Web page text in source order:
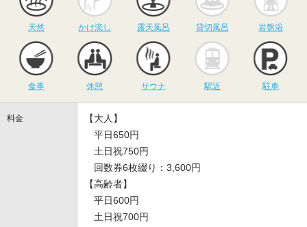
天然 かけ流し 露天風呂 貸切風呂 岩盤浴
食事 休憩
サウナ
サウナ 駅近 駐車
料金
【大人】
平日650円
土日祝750円
回数券6枚綴り：3,600円
【高齢者】
平日600円
土日祝700円